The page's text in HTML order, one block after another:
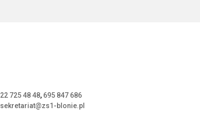
22 725 48 48, 695 847 686
sekretariat@zs1-blonie.pl